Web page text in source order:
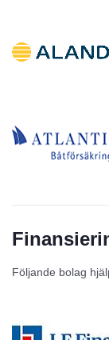
Följande bolag